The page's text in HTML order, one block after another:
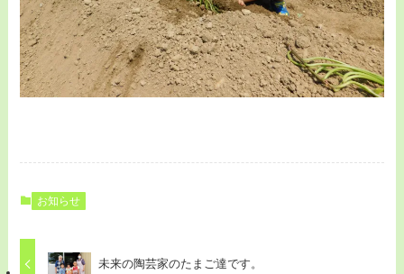
お知らせ
未来の陶芸家のたまご達です。